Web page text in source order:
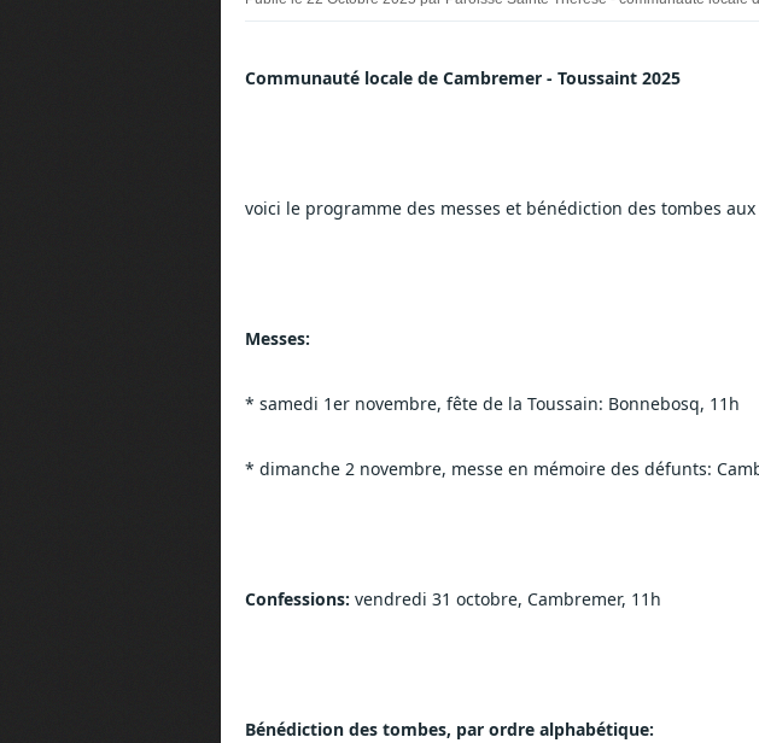
Communauté locale de Cambremer - Toussaint 2025
voici le programme des messes et bénédiction des tombes
Messes:
* samedi 1er novembre, fête de la Toussain: Bonnebosq, 11h
* dimanche 2 novembre, messe en mémoire des défunts:
Confessions: vendredi 31 octobre, Cambremer, 11h
Bénédiction des tombes, par ordre alphabétique: